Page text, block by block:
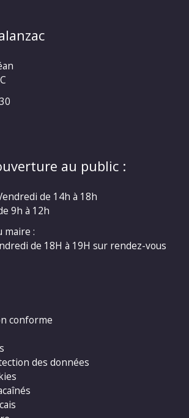
au public :
de 14h à 18h
9h à 12h
maire :
de 18H à 19H sur rendez-vous
conforme
des données